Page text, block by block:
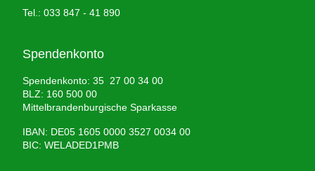
Tel.: 033 847 - 41 890
Spendenkonto
Spendenkonto: 35 27 00 34 00
BLZ: 160 500 00
Mittelbrandenburgische Sparkasse
IBAN: DE05 1605 0000 3527 0034 00
BIC: WELADED1PMB